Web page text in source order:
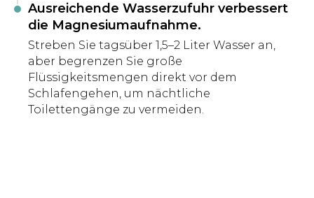
Ausreichende Wasserzufuhr verbessert
die Magnesiumaufnahme.
Streben Sie tagsüber 1,5–2 Liter Wasser an,
aber begrenzen Sie große
Flüssigkeitsmengen direkt vor dem
Schlafengehen, um nächtliche
Toilettengänge zu vermeiden.